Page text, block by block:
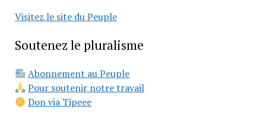
Visitez le site du Peuple
Soutenez le pluralisme
Abonnement au Peuple
Pour soutenir notre travail
Don via Tipeee